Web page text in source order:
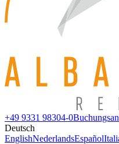
+49 9331 98304-0
Deutsch
EnglishNederlandsEspañol